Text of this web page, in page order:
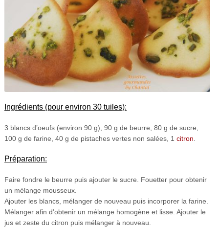
Ingrédients (pour environ 30 tuiles):
3 blancs d’oeufs (environ 90 g), 90 g de beurre, 80 g de sucre,
100 g de farine, 40 g de pistaches vertes non salées, 1 citron.
Préparation:
Faire fondre le beurre puis ajouter le sucre. Fouetter pour obtenir
un mélange mousseux.
Ajouter les blancs, mélanger de nouveau puis incorporer la farine.
Mélanger afin d’obtenir un mélange homogène et lisse. Ajouter le
jus et zeste du citron puis mélanger à nouveau.